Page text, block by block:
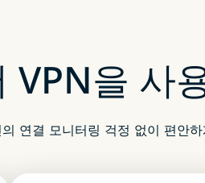
VPN을 사
의 연결 모니터링 걱정 없이 편안